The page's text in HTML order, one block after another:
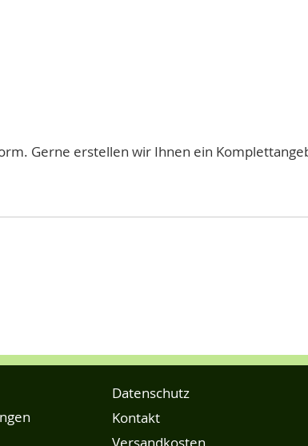
Gerne erstellen wir Ihnen ein
Datenschutz
Kontakt